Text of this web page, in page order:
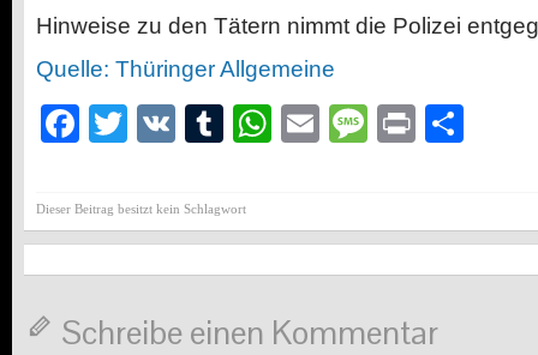
Hinweise zu den Tätern nimmt die Polizei
Quelle: Thüringer Allgemeine
Facebook
Twitter
VK Tumblr
WhatsApp
EmailMessage
Print
Dieser Beitrag besitzt kein Schlagwort
Schreibe einen Kommentar